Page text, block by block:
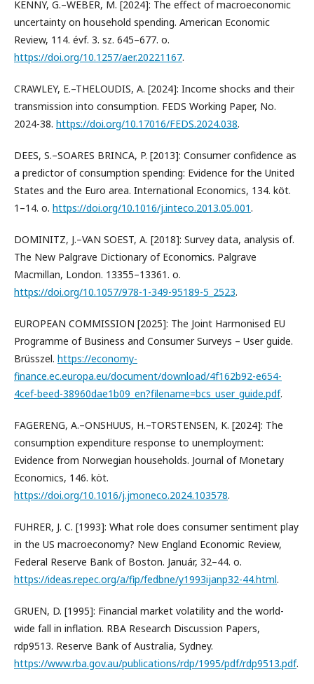
KENNY, G.–WEBER, M. [2024]: The effect of macroeconomic
uncertainty on household spending. American Economic
Review, 114. évf. 3. sz. 645–677. o.
https://doi.org/10.1257/aer.20221167.
CRAWLEY, E.–THELOUDIS, A. [2024]: Income shocks and their
transmission into consumption. FEDS Working Paper, No.
2024-38. https://doi.org/10.17016/FEDS.2024.038.
DEES, S.–SOARES BRINCA, P. [2013]: Consumer confidence as
a predictor of consumption spending: Evidence for the United
States and the Euro area. International Economics, 134. köt.
1–14. o. https://doi.org/10.1016/j.inteco.2013.05.001.
DOMINITZ, J.–VAN SOEST, A. [2018]: Survey data, analysis of.
The New Palgrave Dictionary of Economics. Palgrave
Macmillan, London. 13355–13361. o.
https://doi.org/10.1057/978-1-349-95189-5_2523.
EUROPEAN COMMISSION [2025]: The Joint Harmonised EU
Programme of Business and Consumer Surveys – User guide.
Brüsszel. https://economy-
finance.ec.europa.eu/document/download/4f162b92-e654-
4cef-beed-38960dae1b09_en?filename=bcs_user_guide.pdf.
FAGERENG, A.–ONSHUUS, H.–TORSTENSEN, K. [2024]: The
consumption expenditure response to unemployment:
Evidence from Norwegian households. Journal of Monetary
Economics, 146. köt.
https://doi.org/10.1016/j.jmoneco.2024.103578.
FUHRER, J. C. [1993]: What role does consumer sentiment play
in the US macroeconomy? New England Economic Review,
Federal Reserve Bank of Boston. Január, 32–44. o.
https://ideas.repec.org/a/fip/fedbne/y1993ijanp32-44.html.
GRUEN, D. [1995]: Financial market volatility and the world-
wide fall in inflation. RBA Research Discussion Papers,
rdp9513. Reserve Bank of Australia, Sydney.
https://www.rba.gov.au/publications/rdp/1995/pdf/rdp9513.pdf.